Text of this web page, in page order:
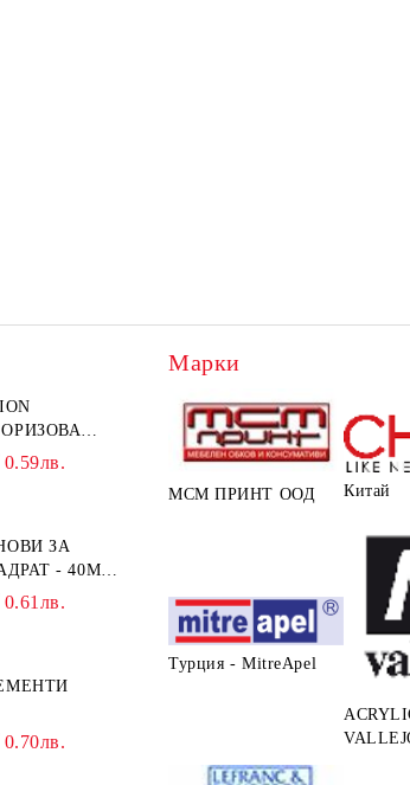
- RC044
0.59лв.
ЗА
- 40ММ
0.61лв.
0.70лв.
Марки
МСМ ПРИНТ ООД Китай
Турция - MitreApel